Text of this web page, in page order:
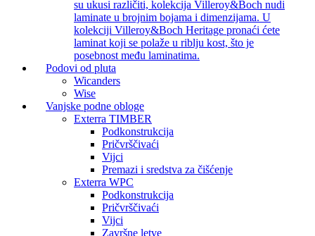
su ukusi različiti, kolekcija Villeroy&Boch nudi
laminate u brojnim bojama i dimenzijama. U
kolekciji Villeroy&Boch Heritage pronaći ćete
laminat koji se polaže u riblju kost, što je
posebnost među laminatima.
Podovi od pluta
Wicanders
Wise
Vanjske podne obloge
Exterra TIMBER
Podkonstrukcija
Pričvrščivaći
Vijci
Premazi i sredstva za čišćenje
Exterra WPC
Podkonstrukcija
Pričvrščivaći
Vijci
Završne letve